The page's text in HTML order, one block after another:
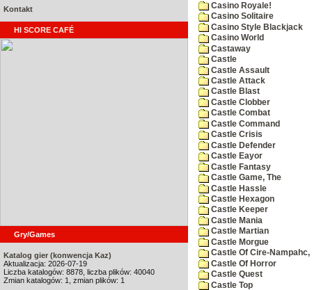
Kontakt
HI SCORE CAFÉ
Gry/Games
Katalog gier (konwencja Kaz)
Aktualizacja: 2026-07-19
Liczba katalogów: 8878, liczba plików: 40040
Zmian katalogów: 1, zmian plików: 1
Casino Royale!
Casino Solitaire
Casino Style Blackjack
Casino World
Castaway
Castle
Castle Assault
Castle Attack
Castle Blast
Castle Clobber
Castle Combat
Castle Command
Castle Crisis
Castle Defender
Castle Eayor
Castle Fantasy
Castle Game, The
Castle Hassle
Castle Hexagon
Castle Keeper
Castle Mania
Castle Martian
Castle Morgue
Castle Of Cire-Nampahc,
Castle Of Horror
Castle Quest
Castle Top